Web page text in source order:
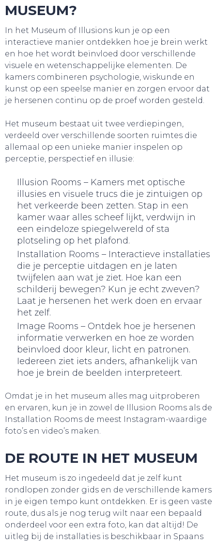
WEBSHOP
MUSEUM?
In het Museum of Illusions kun je op een
interactieve manier ontdekken hoe je brein werkt
en hoe het wordt beïnvloed door verschillende
visuele en wetenschappelijke elementen. De
kamers combineren psychologie, wiskunde en
kunst op een speelse manier en zorgen ervoor dat
je hersenen continu op de proef worden gesteld.
Het museum bestaat uit twee verdiepingen,
verdeeld over verschillende soorten ruimtes die
allemaal op een unieke manier inspelen op
perceptie, perspectief en illusie:
Illusion Rooms – Kamers met optische
illusies en visuele trucs die je zintuigen op
het verkeerde been zetten. Stap in een
kamer waar alles scheef lijkt, verdwijn in
een eindeloze spiegelwereld of sta
plotseling op het plafond.
Installation Rooms – Interactieve installaties
die je perceptie uitdagen en je laten
twijfelen aan wat je ziet. Hoe kan een
schilderij bewegen? Kun je echt zweven?
Laat je hersenen het werk doen en ervaar
het zelf.
Image Rooms – Ontdek hoe je hersenen
informatie verwerken en hoe ze worden
beïnvloed door kleur, licht en patronen.
Iedereen ziet iets anders, afhankelijk van
hoe je brein de beelden interpreteert.
Omdat je in het museum alles mag uitproberen
en ervaren, kun je in zowel de Illusion Rooms als de
Installation Rooms de meest Instagram-waardige
foto’s en video’s maken.
DE ROUTE IN HET MUSEUM
Het museum is zo ingedeeld dat je zelf kunt
rondlopen zonder gids en de verschillende kamers
in je eigen tempo kunt ontdekken. Er is geen vaste
route, dus als je nog terug wilt naar een bepaald
onderdeel voor een extra foto, kan dat altijd! De
uitleg bij de installaties is beschikbaar in Spaans